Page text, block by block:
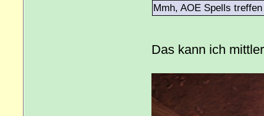
Mmh, AOE Spells
Das kann ich